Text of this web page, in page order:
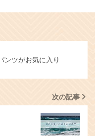
ンツがお気に入り
次の記事